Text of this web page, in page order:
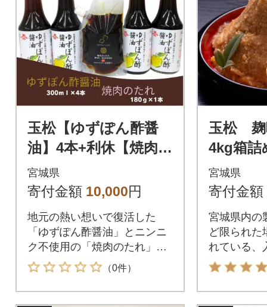
玉松【ゆずぽん酢醤
油】4本+利休【焼肉の
たれ】1本セット
宮城県
寄付金額 10,000円
地元の熱い想いで復活した
「ゆずぽん酢醤油」とニンニ
ク不使用の「焼肉のたれ」の
セットです。
（0件）
玉松 麹
4kg箱詰
宮城県
寄付金額
宮城県内の
ど限られた
れている、
い味噌です